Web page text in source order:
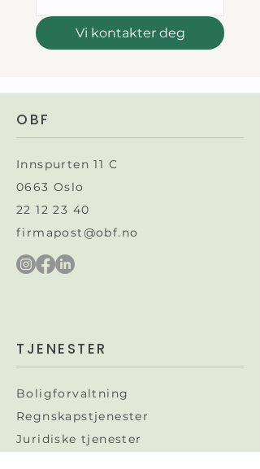
Vi kontakter deg
OBF
Innspurten 11 C
0663 Oslo
22 12 23 40
firmapost@obf.no
TJENESTER
Boligforvaltning
Regnskapstjenester
Juridiske tjenester​